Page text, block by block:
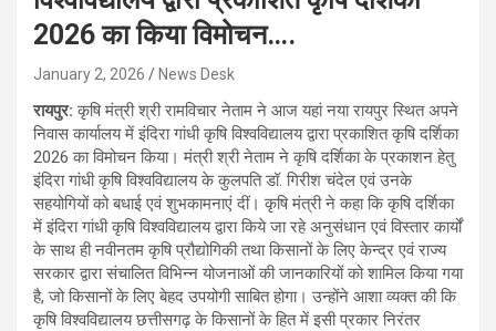
2026 का किया विमोचन….
January 2, 2026 News Desk
रायपुर:कृषि मंत्री श्री रामविचार नेताम ने आज यहां नया रायपुर स्थित अपने
निवास कार्यालय में इंदिरा गांधी कृषि विश्वविद्यालय द्वारा प्रकाशित कृषि दर्शिका
2026 का विमोचन किया। मंत्री श्री नेताम ने कृषि दर्शिका के प्रकाशन हेतु
इंदिरा गांधी कृषि विश्वविद्यालय के कुलपति डॉ. गिरीश चंदेल एवं उनके
सहयोगियों को बधाई एवं शुभकामनाएं दीं। कृषि मंत्री ने कहा कि कृषि दर्शिका
में इंदिरा गांधी कृषि विश्वविद्यालय द्वारा किये जा रहे अनुसंधान एवं विस्तार कार्यों
के साथ ही नवीनतम कृषि प्रौद्योगिकी तथा किसानों के लिए केन्द्र एवं राज्य
सरकार द्वारा संचालित विभिन्न योजनाओं की जानकारियों को शामिल किया गया
है, जो किसानों के लिए बेहद उपयोगी साबित होगा। उन्होंने आशा व्यक्त की कि
कृषि विश्वविद्यालय छत्तीसगढ़ के किसानों के हित में इसी प्रकार निरंतर